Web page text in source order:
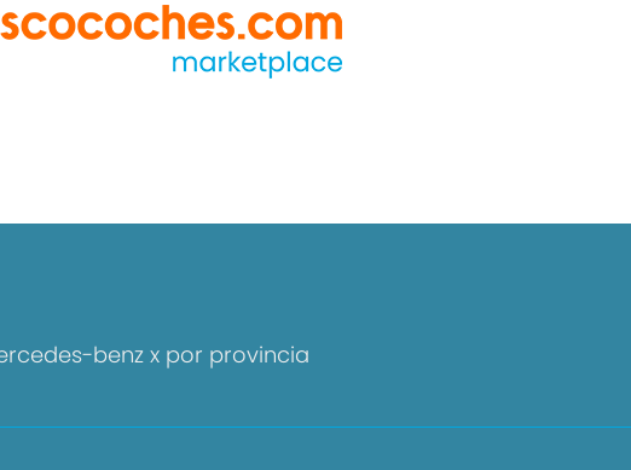
benz x por provincia